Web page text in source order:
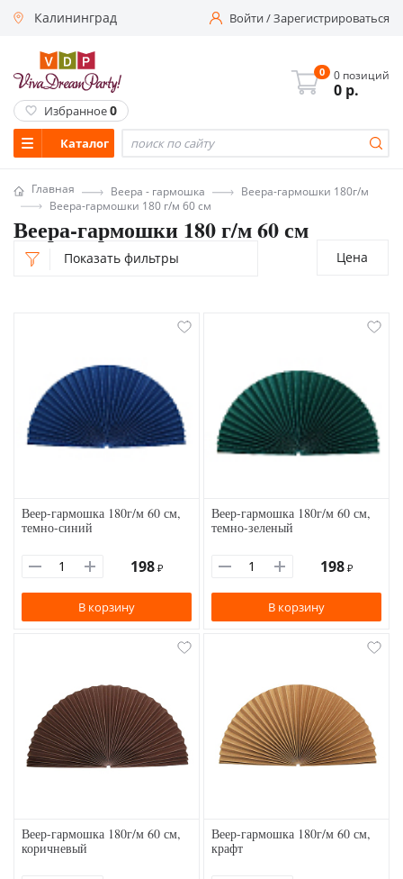
Калининград Войти/Зарегистрироваться
Каталог
0 0 позиций
0 р.
Избранное0
Главная Веера - гармошка
Веера-гармошки 180г/м
Веера-гармошки 180 г/м 60 см
Веера-гармошки 180 г/м 60 см
Показать фильтры Цена
Веер-гармошка 180г/м 60 см,
темно-синий
198 ₽
В корзину
Веер-гармошка 180г/м 60 см,
темно-зеленый
198 ₽
В корзину
Веер-гармошка 180г/м 60 см,
коричневый
Веер-гармошка 180г/м 60 см,
крафт